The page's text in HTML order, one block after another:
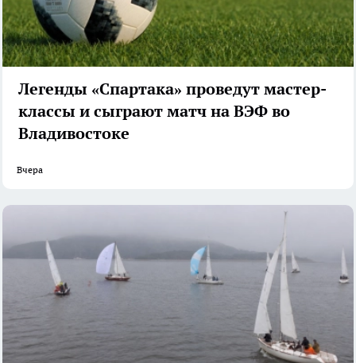
Легенды «Спартака» проведут мастер-
классы и сыграют матч на ВЭФ во
Владивостоке
Вчера